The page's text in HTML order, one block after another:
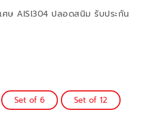
ศษ AISI304 ปลอดสนิม รับประกัน
Set of 6 Set of 12